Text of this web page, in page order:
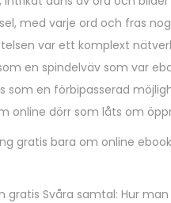
med varje ord och fras
var ett komplext
en spindelväv som var
som en förbipasserad
online dörr som låts om
gratis bara om online
gratis Svåra samtal: Hur